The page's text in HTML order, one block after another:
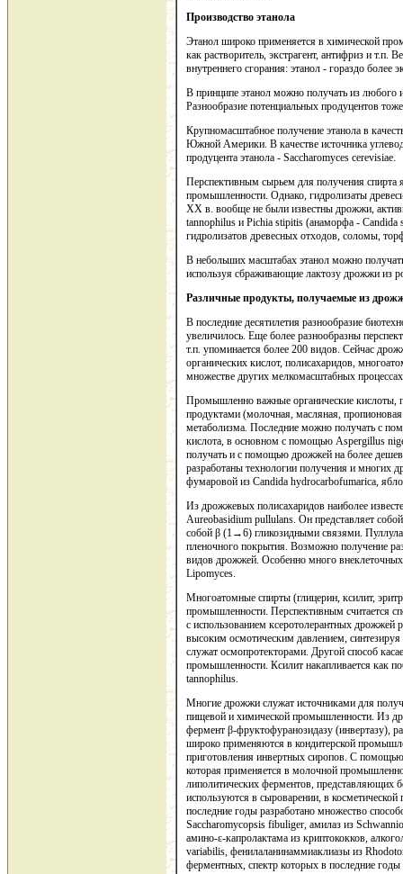
Производство этанола
Этанол широко применяется в химической
как растворитель, экстрагент, антифриз и т.п.
внутреннего сгорания: этанол - гораздо более
В принципе этанол можно получать из любого
Разнообразие потенциальных продуцентов
Крупномасштабное получение этанола в
Южной Америки. В качестве источника
продуцента этанола - Saccharomyces cerevisiae.
Перспективным сырьем для получения
промышленности. Однако, гидролизаты
XX в. вообще не были известны дрожжи,
tannophilus и Pichia stipitis (анаморфа - Candida
гидролизатов древесных отходов, соломы,
В небольших масштабах этанол можно
используя сбраживающие лактозу дрожжи из
Различные продукты, получаемые из
В последние десятилетия разнообразие
увеличилось. Еще более разнообразны
т.п. упоминается более 200 видов. Сейчас
органических кислот, полисахаридов,
множестве других мелкомасштабных
Промышленно важные органические
продуктами (молочная, масляная,
метаболизма. Последние можно получать с
кислота, в основном с помощью Aspergillus
получать и с помощью дрожжей на более
разработаны технологии получения и многих
фумаровой из Candida hydrocarbofumarica,
Из дрожжевых полисахаридов наиболее
Aureobasidium pullulans. Он представляет
собой β (1→6) гликозидными связями.
пленочного покрытия. Возможно получение
видов дрожжей. Особенно много
Lipomyces.
Многоатомные спирты (глицерин, ксилит,
промышленности. Перспективным считается
с использованием ксеротолерантных дрожжей
высоким осмотическим давлением,
служат осмопротекторами. Другой способ
промышленности. Ксилит накапливается как
tannophilus.
Многие дрожжи служат источниками для
пищевой и химической промышленности. Из
фермент β-фруктофуранозидазу (инвертазу),
широко применяются в кондитерской
приготовления инвертных сиропов. С
которая применяется в молочной
липолитических ферментов, представляющих
используются в сыроварении, в
последние годы разработано множество
Saccharomycopsis fibuliger, амилаз из
амино-ε-капролактама из криптококков,
variabilis, фенилаланинаммиаклиазы из
ферментных, спектр которых в последние